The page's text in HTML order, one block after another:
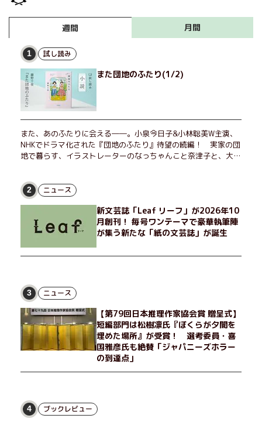
週間 月間
1 試し読み
また団地のふたり(1/2)
また、あのふたりに会える――。小泉今日子&小林聡美W主演、
NHKでドラマ化された『団地のふたり』待望の続編！ 実家の団
地で暮らす、イラストレーターのなっちゃんこと奈津子と、大学
げたり、部屋でふたりだけの「台湾映画祭」を催したり。50代
独身、幼なじみの変わらぬ友情とささやかな幸せの日々を描く。
2 ニュース
新文芸誌「Leaf リーフ」が2026年10
月創刊！ 毎号ワンテーマで豪華執筆陣
が集う新たな「紙の文芸誌」が誕生
3 ニュース
【第79回日本推理作家協会賞 贈呈式】
短編部門は松樹凛氏『ぼくらが夕闇を
埋めた場所』が受賞！ 選考委員・喜
国雅彦氏も絶賛「ジャパニーズホラー
の到達点」
4 ブックレビュー